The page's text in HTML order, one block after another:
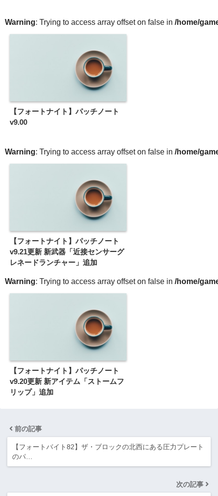
Warning: Trying to access array offset on false in /home/
【フォートナイト】パッチノート
v9.00
Warning: Trying to access array offset on false in /home/
【フォートナイト】パッチノート
v9.21更新 新武器「近接センサーグ
レネードランチャー」追加
Warning: Trying to access array offset on false in /home/
【フォートナイト】パッチノート
v9.20更新 新アイテム「ストームフ
リップ」追加
前の記事
【フォートバイト82】ザ・ブロックの北西にある圧力プレート
のパ…
次の記事